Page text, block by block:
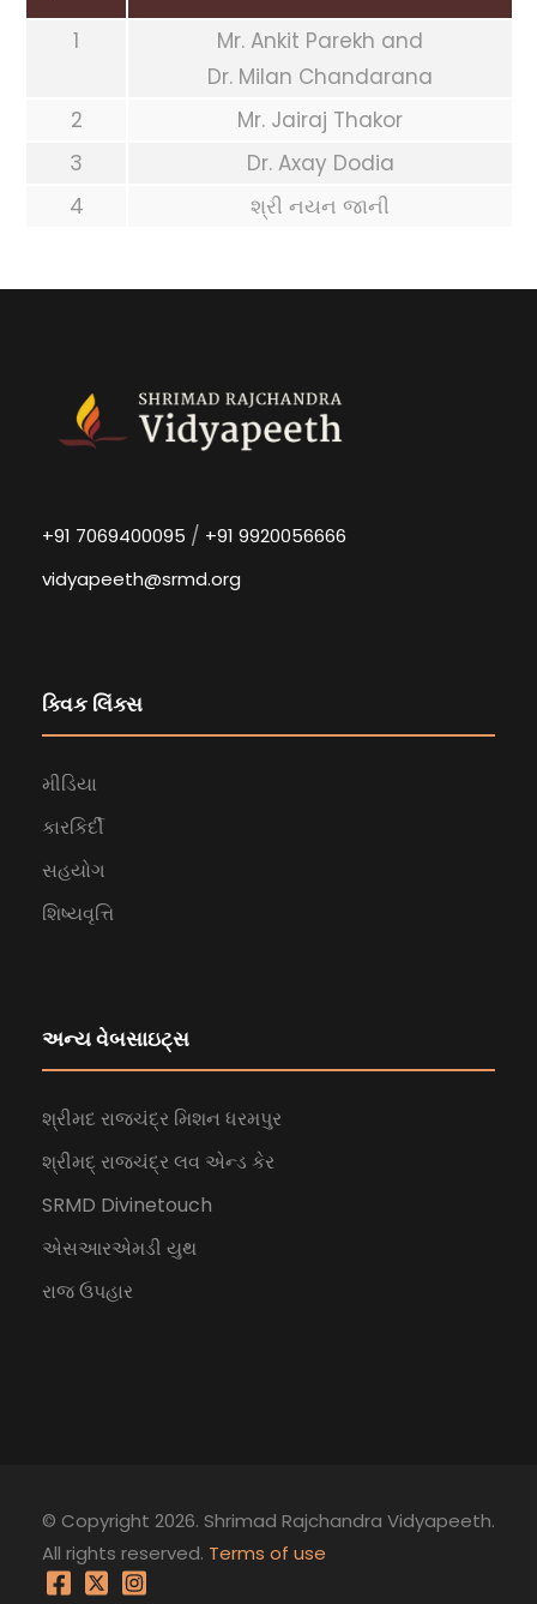
1
Mr. Ankit Parekh and
Dr. Milan Chandarana
2
Mr. Jairaj Thakor
3
Dr. Axay Dodia
4
શ્રી નયન જાની
+91 7069400095 / +91 9920056666
vidyapeeth@srmd.org
ક્વિક લિંક્સ
મીડિયા
કારકિર્દી
સહયોગ
શિષ્યવૃત્તિ
અન્ય વેબસાઇટ્સ
શ્રીમદ રાજચંદ્ર મિશન ધરમપુર
શ્રીમદ્ રાજચંદ્ર લવ એન્ડ કેર
SRMD Divinetouch
એસઆરએમડી યુથ
રાજ ઉપહાર
© Copyright 2026. Shrimad Rajchandra Vidyapeeth.
All rights reserved. Terms of use